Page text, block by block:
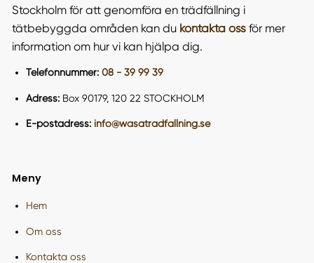
Stockholm för att genomföra en trädfällning i
tätbebyggda områden kan du kontakta ossför mer
information om hur vi kan hjälpa dig.
Telefonnummer: 08 - 39 99 39
Adress: Box 90179, 120 22 STOCKHOLM
E-postadress: info@wasatradfallning.se
Meny
Hem
Om oss
Kontakta oss